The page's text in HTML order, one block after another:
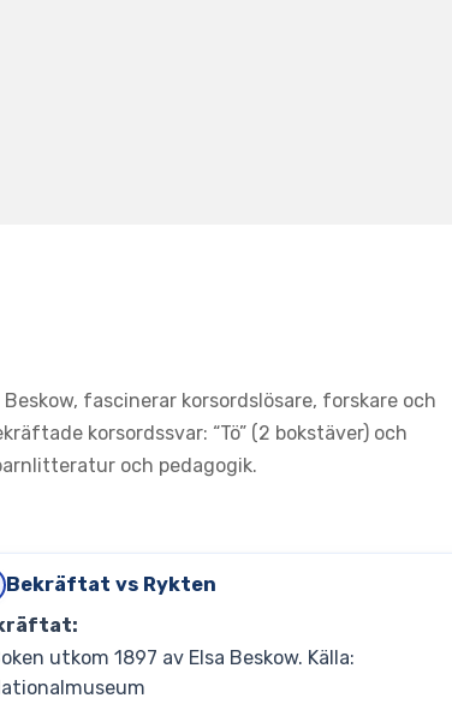
fascinerar korsordslösare, forskare och
korsordssvar: “Tö” (2 bokstäver) och
och pedagogik.
Bekräftat vs Rykten
utkom 1897 av Elsa Beskow. Källa: